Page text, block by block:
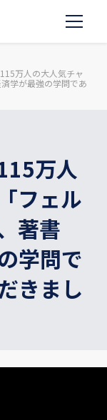
万人の大人気チャ
学が最強の学問であ
万人
フェル
著書
学問で
きまし